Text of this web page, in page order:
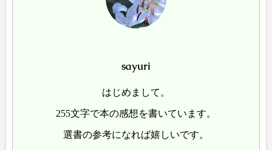
sayuri
はじめまして。
255文字で本の感想を書いています。
選書の参考になれば嬉しいです。